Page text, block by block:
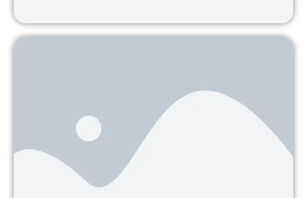
de grupos de la sociedad civil en el
desminado humanitario en Colombia
Consulta el Decreto 3750 de 2011 por el cual se
reglamenta
Continuar leyendo